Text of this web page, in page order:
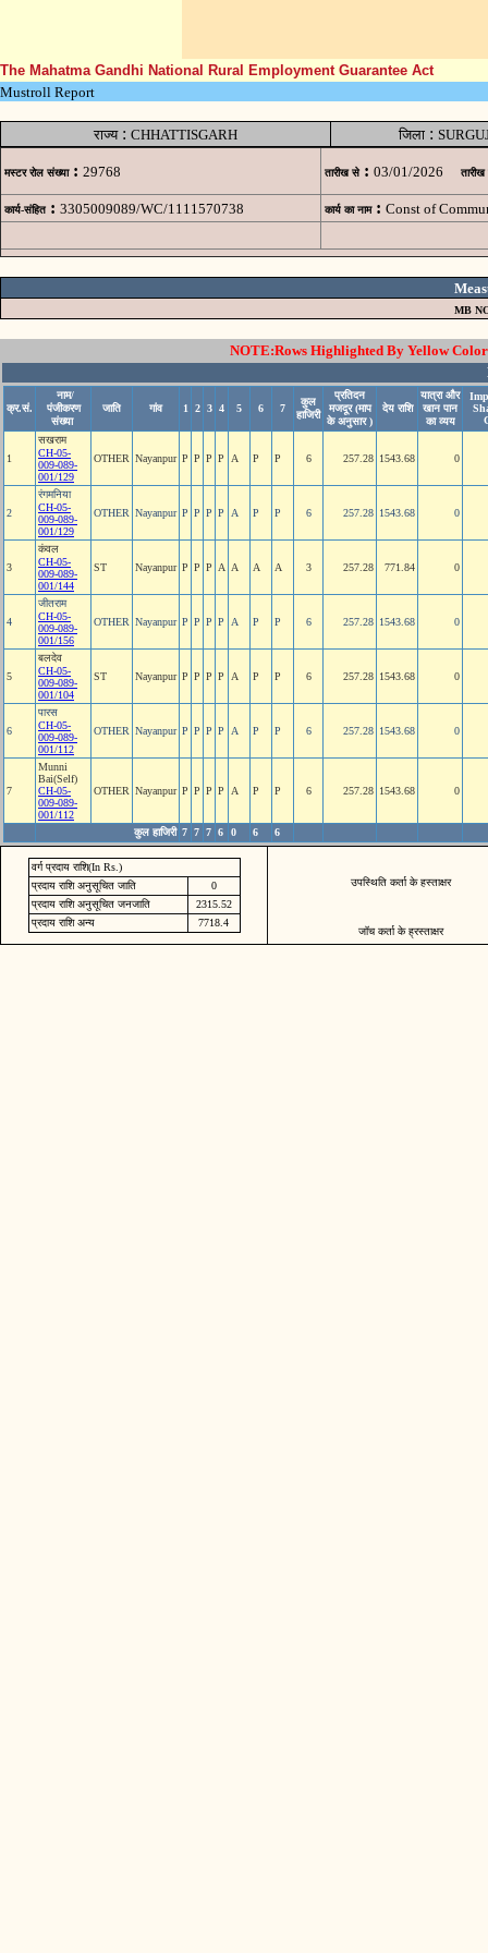
The Mahatma Gandhi National Rural Employment Guarantee Act
Mustroll Report
राज्य: CHHATTISGARH जिला:
मस्टर रोल संख्या : 29768 तारीख से : 03/01/2026 तारीख
कार्य-संहित : 3305009089/WC/1111570738 कार्य का नाम : Const of
MB
NOTE:Rows Highlighted By Yellow
क्र.सं.
नाम/
पंजीकरण
संख्या
जाति गांव 1 2 3 4 5 6 7
कुल
हाजिरी
प्रतिदन
मजदूर (माप
के अनुसार )
देय राशि
यात्रा और
खान पान
का व्यय
1
सखराम
CH-05-
009-089-
001/129
OTHER Nayanpur P P P P A P P 6 257.28 1543.68 0
2
रंगमनिया
CH-05-
009-089-
001/129
OTHER Nayanpur P P P P A P P 6 257.28 1543.68 0
3
कंवल
CH-05-
009-089-
001/144
ST Nayanpur P P P A A A A 3 257.28 771.84 0
4
जीतराम
CH-05-
009-089-
001/156
OTHER Nayanpur P P P P A P P 6 257.28 1543.68 0
5
बलदेव
CH-05-
009-089-
001/104
ST Nayanpur P P P P A P P 6 257.28 1543.68 0
6
पारस
CH-05-
009-089-
001/112
OTHER Nayanpur P P P P A P P 6 257.28 1543.68 0
7
Munni
Bai(Self)
CH-05-
009-089-
001/112
OTHER Nayanpur P P P P A P P 6 257.28 1543.68 0
कुल हाजिरी 7 7 7 6 0 6 6
वर्ग प्रदाय राशि(In Rs.)
प्रदाय राशि अनुसूचित जाति
0
प्रदाय राशि अनुसूचित जनजाति
2315.52
प्रदाय राशि अन्य
7718.4
उपस्थिति कर्ता के हस्ताक्षर
जॉच कर्ता के ह्रस्ताक्षर